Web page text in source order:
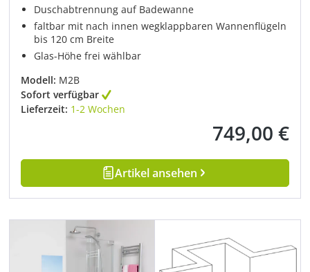
Duschabtrennung auf Badewanne
faltbar mit nach innen wegklappbaren Wannenflügeln
bis 120 cm Breite
Glas-Höhe frei wählbar
Modell: M2B
Sofort verfügbar
Lieferzeit: 1-2 Wochen
Regulärer Preis:
749,00 €
Artikel ansehen